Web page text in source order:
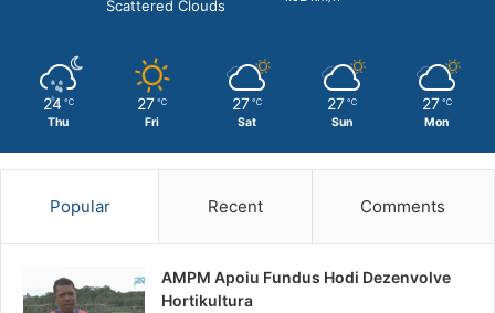
Scattered Clouds
24 ℃
Thu
27 ℃
Fri
27 ℃
Sat
27 ℃
Sun
27 ℃
Mon
Popular Recent Comments
AMPM Apoiu Fundus Hodi Dezenvolve
Hortikultura